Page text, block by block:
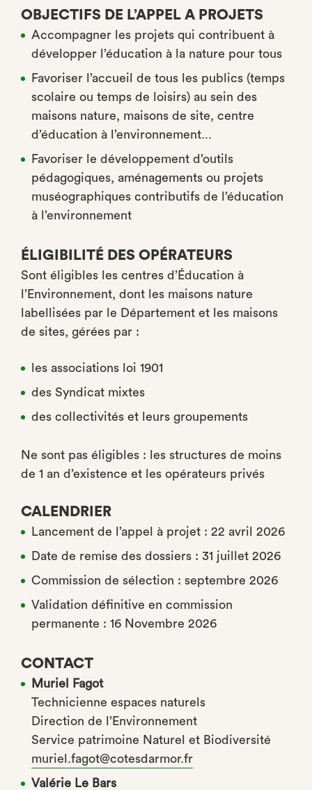
OBJECTIFS DE L’APPEL A PROJETS
Accompagner les projets qui contribuent à
développer l’éducation à la nature pour tous
Favoriser l’accueil de tous les publics (temps
scolaire ou temps de loisirs) au sein des
maisons nature, maisons de site, centre
d’éducation à l’environnement...
Favoriser le développement d’outils
pédagogiques, aménagements ou projets
muséographiques contributifs de l’éducation
à l’environnement
ÉLIGIBILITÉ DES OPÉRATEURS
Sont éligibles les centres d’Éducation à
l’Environnement, dont les maisons nature
labellisées par le Département et les maisons
de sites, gérées par :
les associations loi 1901
des Syndicat mixtes
des collectivités et leurs groupements
Ne sont pas éligibles : les structures de moins
de 1 an d’existence et les opérateurs privés
CALENDRIER
Lancement de l’appel à projet : 22 avril 2026
Date de remise des dossiers : 31 juillet 2026
Commission de sélection : septembre 2026
Validation définitive en commission
permanente : 16 Novembre 2026
CONTACT
Muriel Fagot
Technicienne espaces naturels
Direction de l’Environnement
Service patrimoine Naturel et Biodiversité
muriel.fagot@cotesdarmor.fr
Valérie Le Bars